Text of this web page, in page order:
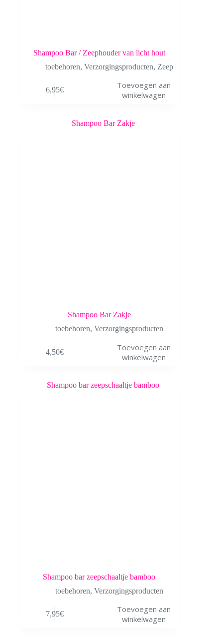
Shampoo Bar / Zeephouder van licht hout
toebehoren, Verzorgingsproducten, Zeep
6,95€
Toevoegen aan
winkelwagen
Shampoo Bar Zakje
toebehoren, Verzorgingsproducten
4,50€
Toevoegen aan
winkelwagen
Shampoo bar zeepschaaltje bamboo
toebehoren, Verzorgingsproducten
7,95€
Toevoegen aan
winkelwagen